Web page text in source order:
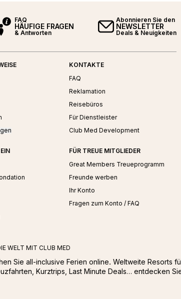
FAQ
HÄUFIGE FRAGEN
& Antworten
Abonnieren Sie den
NEWSLETTER
Deals & Neuigkeiten
KONTAKTE
FAQ
Reklamation
Reisebüros
Für Dienstleister
Club Med Development
FÜR TREUE MITGLIEDER
Great Members Treueprogramm
Freunde werben
Ihr Konto
Fragen zum Konto / FAQ
WELT MIT CLUB MED
Sie all-inclusive Ferien online. Weltweite Resorts
Kurztrips, Last Minute Deals… entdecken